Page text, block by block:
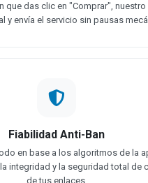
que das clic en "Comprar",
y envía el servicio sin pausas
Fiabilidad Anti-Ban
en base a los algoritmos de la
integridad y la seguridad total de
de tus enlaces.